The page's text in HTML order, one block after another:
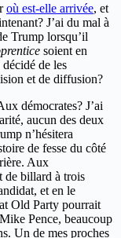
où est-elle arrivée, et
J’ai du mal à
Trump lorsqu’il
soient en
de les
et de diffusion?
démocrates? J’ai
aucun des deux
n’hésitera
de fesse du côté
Aux
de billard à trois
et en le
Old Party pourrait
Pence, beaucoup
Un de mes proches